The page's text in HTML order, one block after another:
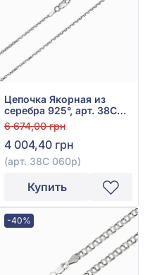
Цепочка Якорная из
серебра 925°, арт. 38С
060р
6 674,00 грн
4 004,40 грн
(арт. 38С 060р)
Купить
-40%